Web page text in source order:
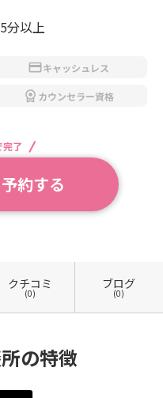
分以上
キャッシュレス
カウンセラー資格
完了
約する
クチコミ
(0)
ブログ
(0)
の特徴